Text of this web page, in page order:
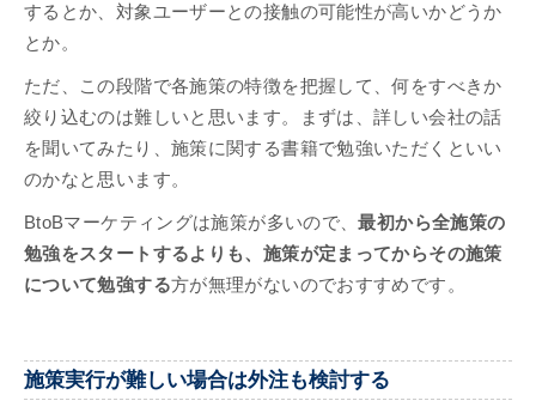
するとか、対象ユーザーとの接触の可能性が高いかどうか
とか。
ただ、この段階で各施策の特徴を把握して、何をすべきか
絞り込むのは難しいと思います。まずは、詳しい会社の話
を聞いてみたり、施策に関する書籍で勉強いただくといい
のかなと思います。
BtoBマーケティングは施策が多いので、最初から全施策の
勉強をスタートするよりも、施策が定まってからその施策
について勉強する方が無理がないのでおすすめです。
施策実行が難しい場合は外注も検討する